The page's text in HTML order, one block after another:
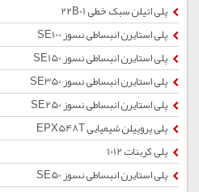
پلی اتیلن سبک خطی 22B01
پلی استایرن انبساطی نسوز SE100
پلی استایرن انبساطی نسوز SE150
پلی استایرن انبساطی نسوز SE350
پلی استایرن انبساطی نسوز SE250
پلی پروپیلن شیمیایی EPX548T
پلی کربنات 1012
پلی استایرن انبساطی نسوز SE50